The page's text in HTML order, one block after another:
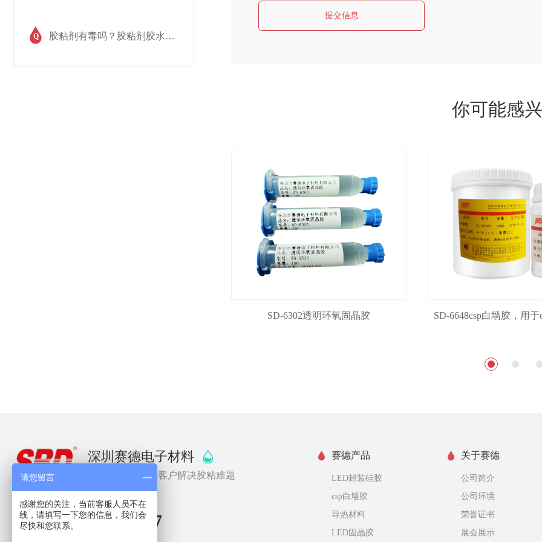
Q 胶粘剂有毒吗？胶粘剂胶水成分有哪些毒害物质?
提交信息
你可能感
SD-6302透明环氧固晶胶
深圳赛德电子材料
专注行业12年 为客户解决胶粘难题
0755-27900627
赛德产品
LED封装硅胶
csp白墙胶
导热材料
LED固晶胶
关于赛德
公司简介
公司环境
荣誉证书
展会展示
请您留言
感谢您的关注，当前客服人员不在
线，请填写一下您的信息，我们会
尽快和您联系。